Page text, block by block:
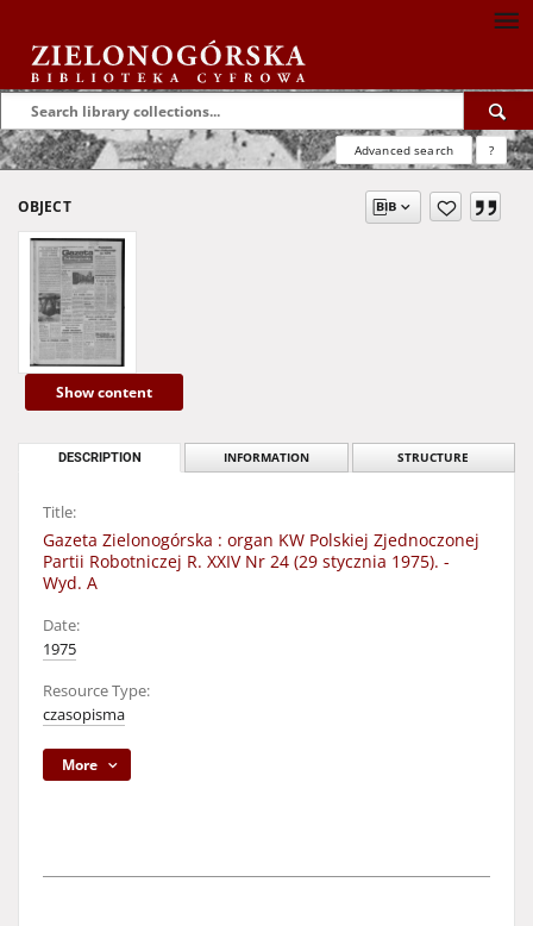
Advanced search ?
OBJECT
Show content
DESCRIPTION INFORMATION STRUCTURE
Title:
Gazeta Zielonogórska : organ KW Polskiej Zjednoczonej
Partii Robotniczej R. XXIV Nr 24 (29 stycznia 1975). -
Wyd. A
Date:
1975
Resource Type:
czasopisma
More